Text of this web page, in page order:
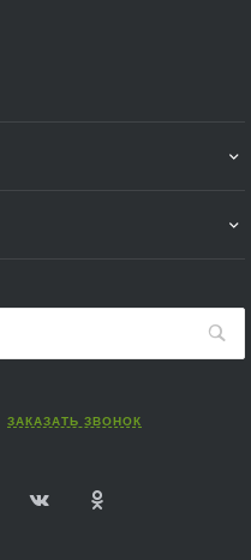
ЗАКАЗАТЬ ЗВОНОК